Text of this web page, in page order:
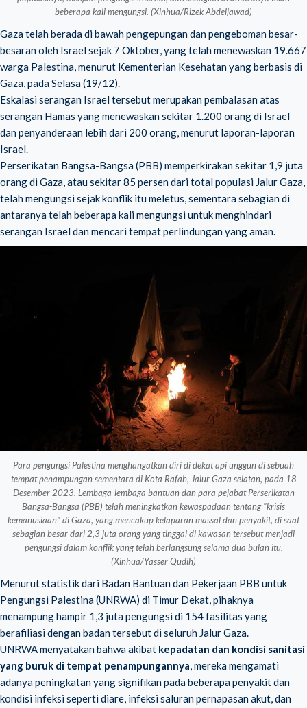
beberapa kali mengungsi. (Xinhua/Rizek Abdeljawad)
Gaza telah berada di bawah pengepungan dan pengeboman besar-
besaran oleh Israel sejak 7 Oktober, yang telah menewaskan 19.667
warga Palestina, menurut Kementerian Kesehatan yang berbasis di
Gaza, pada Selasa (19/12).
Eskalasi serangan Israel tersebut merupakan pembalasan atas
serangan Hamas yang menewaskan sekitar 1.200 orang di Israel
dan penyanderaan lebih dari 200 orang, menurut laporan-laporan
Israel.
Perserikatan Bangsa-Bangsa (PBB) memperkirakan sekitar 1,9 juta
orang di Gaza, atau sekitar 85 persen dari total populasi Jalur Gaza,
telah mengungsi sejak konflik itu meletus, sementara sebagian di
antaranya telah beberapa kali mengungsi untuk menghindari
serangan Israel dan mencari tempat perlindungan yang aman.
Para pengungsi Palestina menghangatkan diri di dekat api unggun di sebuah
tempat penampungan sementara di Kota Rafah, Jalur Gaza selatan, pada 18
Desember 2023. Lembaga-lembaga bantuan dan para pejabat Perserikatan
Bangsa-Bangsa (PBB) telah meningkatkan kewaspadaan tentang "krisis
kemanusiaan" di Gaza, yang mencakup kelaparan massal dan penyakit, di saat
sebagian besar dari 2,3 juta orang yang tinggal di kawasan tersebut menjadi
pengungsi dalam konflik yang telah berlangsung selama dua bulan itu.
(Xinhua/Yasser Qudih)
Menurut statistik dari Badan Bantuan dan Pekerjaan PBB untuk
Pengungsi Palestina (UNRWA) di Timur Dekat, pihaknya
menampung hampir 1,3 juta pengungsi di 154 fasilitas yang
berafiliasi dengan badan tersebut di seluruh Jalur Gaza.
UNRWA menyatakan bahwa akibat kepadatan dan kondisi sanitasi
yang buruk di tempat penampungannya, mereka mengamati
adanya peningkatan yang signifikan pada beberapa penyakit dan
kondisi infeksi seperti diare, infeksi saluran pernapasan akut, dan